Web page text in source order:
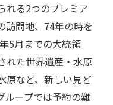
れる2つのプレミア
訪問地、74年の時を
5月までの大統領
れた世界遺産・水原
原など、新しい見ど
ループでは予約の難